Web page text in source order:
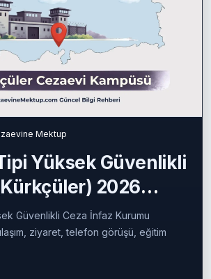
Mektup
Yüksek Güvenlikli
2026
Güvenlikli Ceza İnfaz Kurumu
ziyaret, telefon görüşü, eğitim